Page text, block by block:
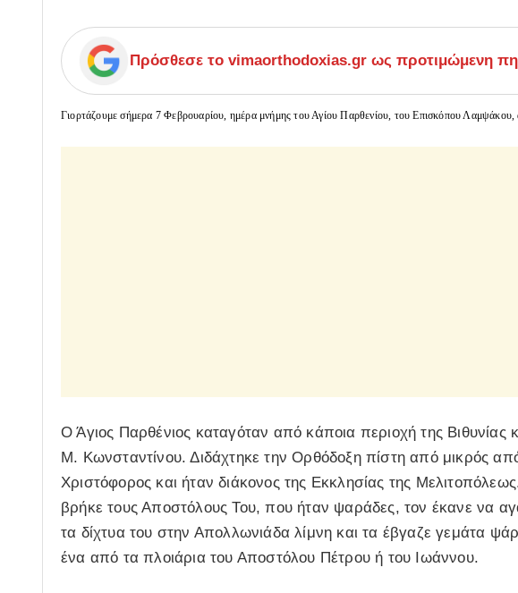
Πρόσθεσε το vimaorthodoxias.gr ως προτιμώμενη
Γιορτάζουμε σήμερα 7 Φεβρουαρίου, ημέρα μνήμης του Αγίου Παρθενίου, του Επισκόπου Λαμψάκου,
Ο Άγιος Παρθένιος καταγόταν από κάποια περιοχή της Βιθυνίας
Μ. Κωνσταντίνου. Διδάχτηκε την Ορθόδοξη πίστη από μικρός
Χριστόφορος και ήταν διάκονος της Εκκλησίας της
βρήκε τους Αποστόλους Του, που ήταν ψαράδες, τον έκανε να
τα δίχτυα του στην Απολλωνιάδα λίμνη και τα έβγαζε γεμάτα
ένα από τα πλοιάρια του Αποστόλου Πέτρου ή του Ιωάννου.